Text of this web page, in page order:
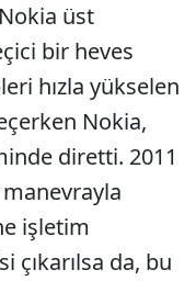
üst
bir heves
hızla yükselen
Nokia,
diretti. 2011
manevrayla
işletim
çıkarılsa da, bu